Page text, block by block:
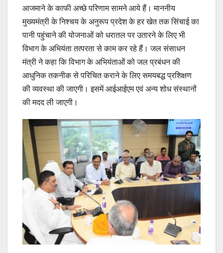
आजमाने के काफी अच्छे परिणाम सामने आये हैं। माननीय
मुख्यमंत्री के निश्चय के अनुरूप प्रदेश के हर खेत तक सिंचाई का
पानी पहुंचाने की योजनाओं को धरातल पर उतारने के लिए भी
विभाग के अभियंता तत्परता से काम कर रहे हैं। जल संसाधन
मंत्री ने कहा कि विभाग के अभियंताओं को जल प्रबंधन की
आधुनिक तकनीक से परिचित कराने के लिए समयबद्ध प्रशिक्षण
की व्यवस्था की जाएगी। इसमें आईआईएम एवं अन्य शोध संस्थानों
की मदद ली जाएगी।